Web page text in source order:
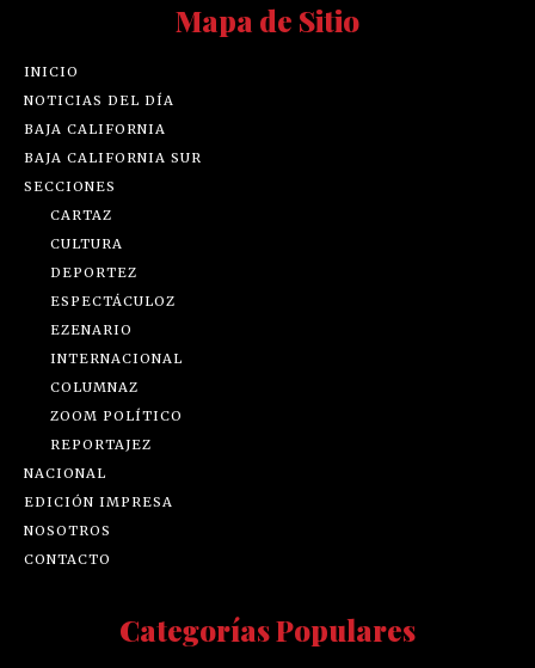
Mapa de Sitio
INICIO
NOTICIAS DEL DÍA
BAJA CALIFORNIA
BAJA CALIFORNIA SUR
SECCIONES
CARTAZ
CULTURA
DEPORTEZ
ESPECTÁCULOZ
EZENARIO
INTERNACIONAL
COLUMNAZ
ZOOM POLÍTICO
REPORTAJEZ
NACIONAL
EDICIÓN IMPRESA
NOSOTROS
CONTACTO
Categorías Populares